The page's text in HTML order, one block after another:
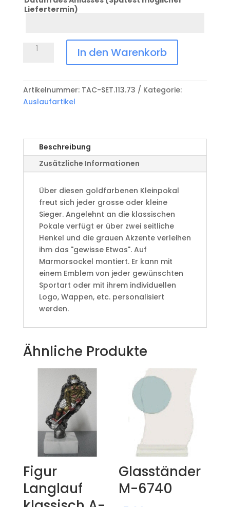
Liefertermin)
Pokal
In den Warenkorb
Artikelnummer: TAC-SET.113.73
Kategorie:
Auslaufartikel
Beschreibung
Zusätzliche Informationen
Über diesen goldfarbenen Kleinpokal
freut sich jeder grosse oder kleine
Sieger. Angelehnt an die klassischen
Pokale verfügt er über zwei seitliche
Henkel und die grauen Akzente verleihen
ihm das "gewisse Etwas". Auf
Marmorsockel montiert. Er kann mit
einem Emblem von jeder gewünschten
Sportart oder mit ihrem individuellen
Logo, Wappen, etc. personalisiert
werden.
Ähnliche Produkte
Figur
Langlauf
Glasständer
M-6740